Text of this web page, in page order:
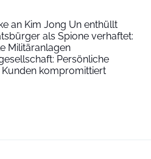
an Kim Jong Un enthüllt
als Spione verhaftet:
Militäranlagen
Persönliche
Kunden kompromittiert